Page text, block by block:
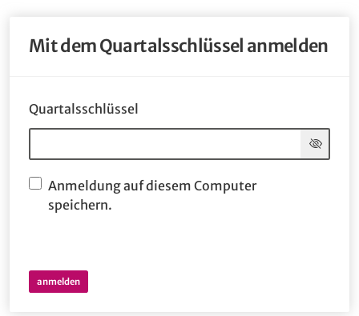
Mit dem Quartalsschlüssel anmelden
Quartalsschlüssel
Anmeldung auf diesem Computer
speichern.